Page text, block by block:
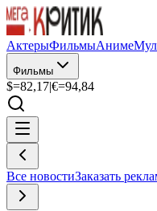
АктерыФильмыАниме
Фильмы
$=82,17|€=94,84
Все новостиЗаказать